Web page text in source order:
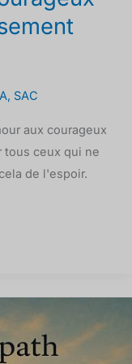
SAC
aux courageux
tous ceux qui ne
de l'espoir.